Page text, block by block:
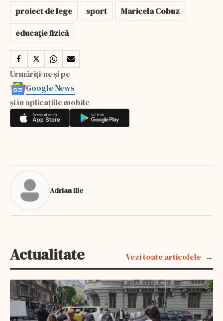
proiect de lege sport
Maricela Cobuz
educație fizică
Urmăriți-ne și pe
Google News
și în aplicațiile mobile
Adrian Ilie
Actualitate Vezi toate articolele